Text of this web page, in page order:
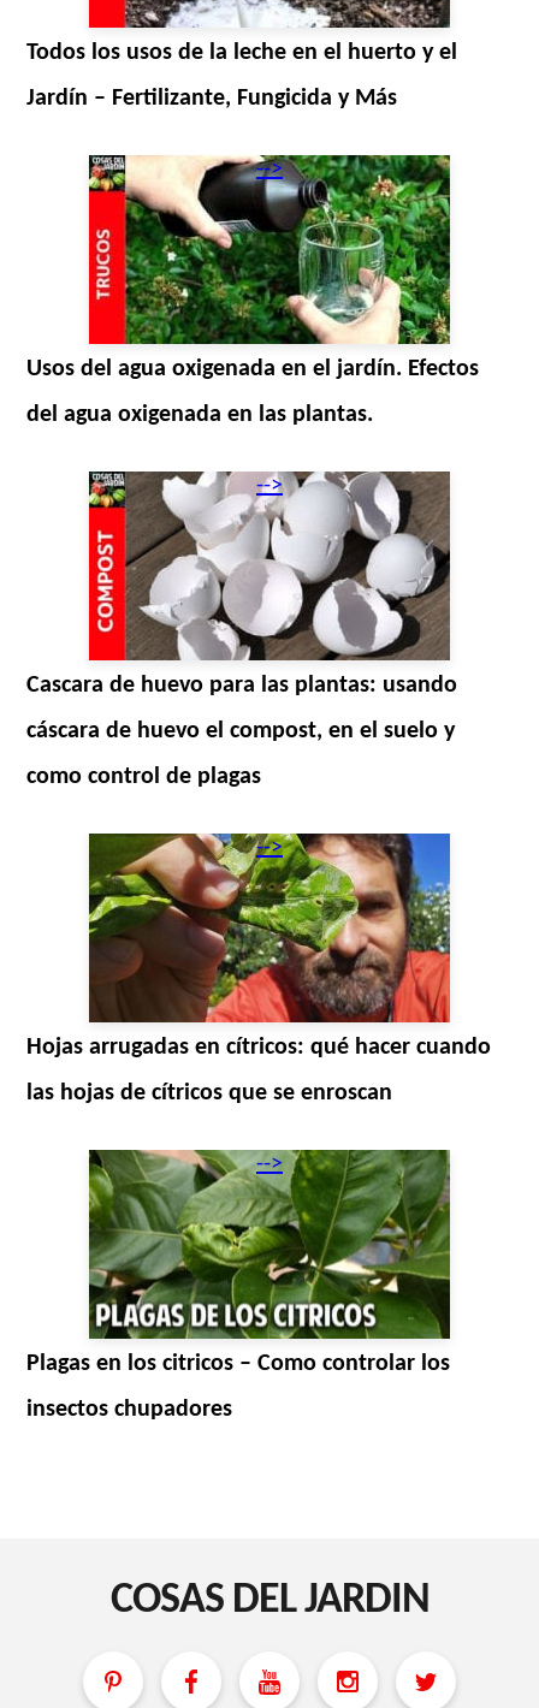
Todos los usos de la leche en el huerto y el
Jardín – Fertilizante, Fungicida y Más
-->
Usos del agua oxigenada en el jardín. Efectos
del agua oxigenada en las plantas.
-->
Cascara de huevo para las plantas: usando
cáscara de huevo el compost, en el suelo y
como control de plagas
-->
Hojas arrugadas en cítricos: qué hacer cuando
las hojas de cítricos que se enroscan
-->
Plagas en los citricos – Como controlar los
insectos chupadores
COSAS DEL JARDIN